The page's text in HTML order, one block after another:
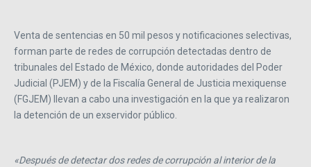
Venta de sentencias en 50 mil pesos y notificaciones selectivas,
forman parte de redes de corrupción detectadas dentro de
tribunales del Estado de México, donde autoridades del Poder
Judicial (PJEM) y de la Fiscalía General de Justicia mexiquense
(FGJEM) llevan a cabo una investigación en la que ya realizaron
la detención de un exservidor público.
«Después de detectar dos redes de corrupción al interior de la